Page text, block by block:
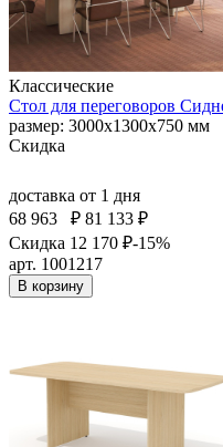
Классические
Стол для переговоров
размер: 3000x1300x750 мм
Скидка
доставка от 1 дня
68 963
₽ 81 133 ₽
Скидка 12 170 ₽-15%
арт. 1001217
В корзину